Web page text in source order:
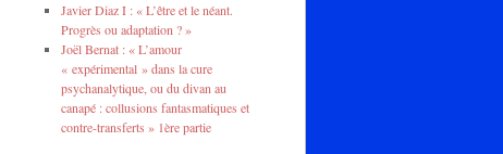
Javier Diaz I : « L’être et le néant.
Progrès ou adaptation ? »
Joël Bernat : « L’amour
« expérimental » dans la cure
psychanalytique, ou du divan au
canapé : collusions fantasmatiques et
contre-transferts » 1ère partie